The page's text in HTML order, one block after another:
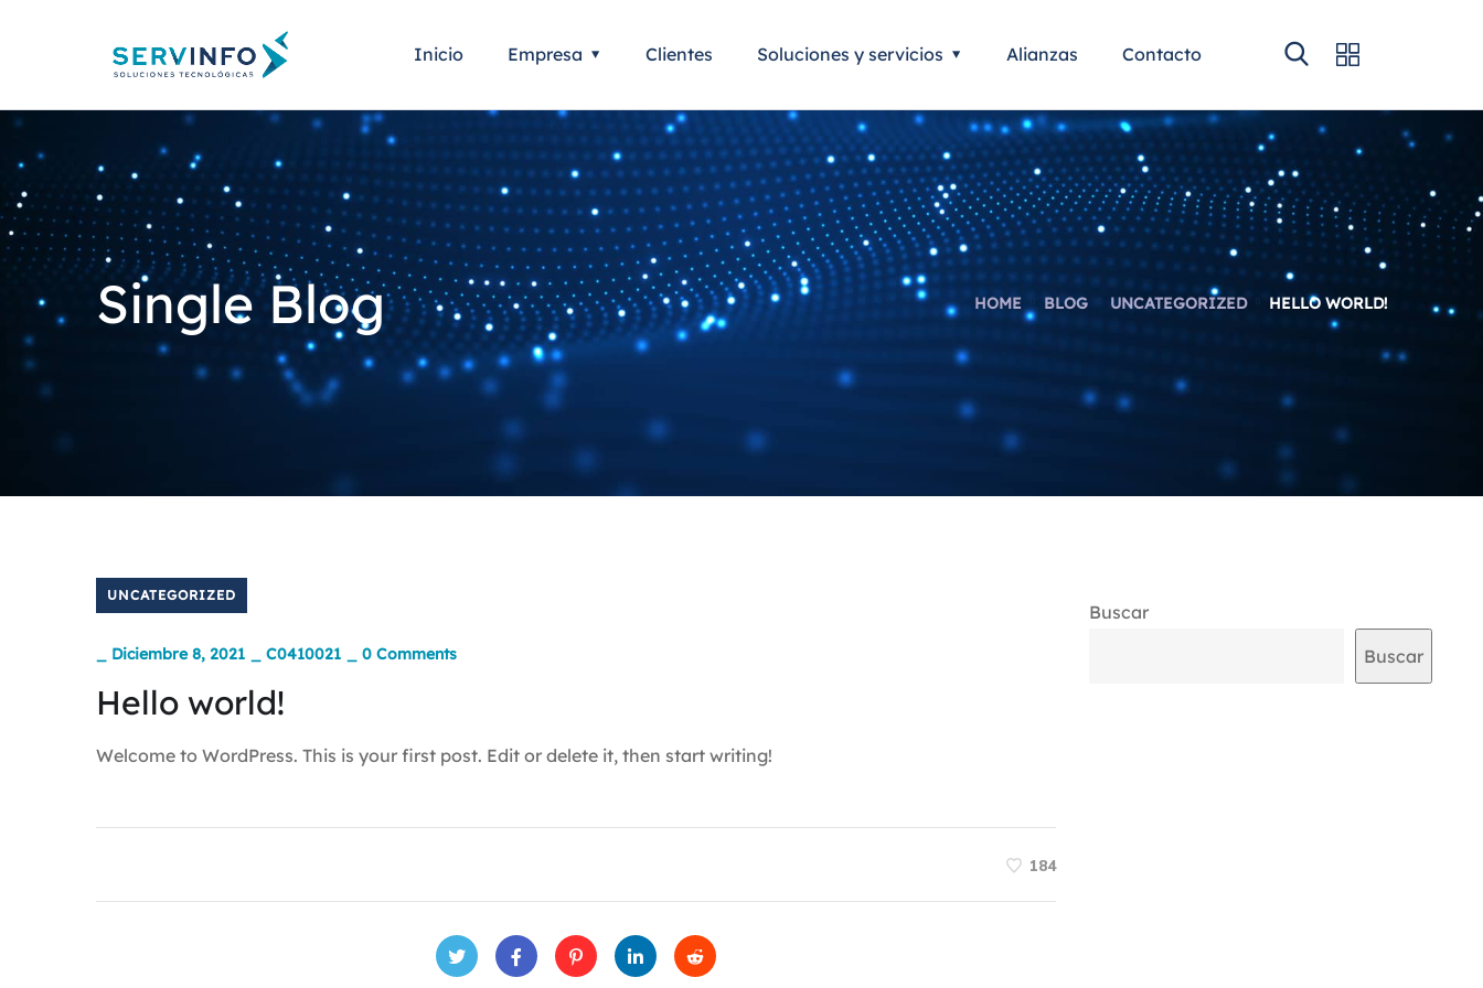
Inicio Empresa Clientes Soluciones y servicios Alianzas Contacto
Single Blog HOME BLOG UNCATEGORIZED HELLO WORLD!
UNCATEGORIZED
Diciembre 8, 2021 C0410021 0 Comments
Hello world!
Welcome to WordPress. This is your first post. Edit or delete it, then start writing!
184
Buscar
Buscar